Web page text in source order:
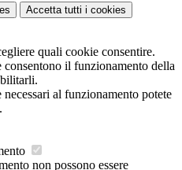
Accetta tutti i cookies
quali cookie consentire.
il funzionamento della
al funzionamento potete
.
non possono essere